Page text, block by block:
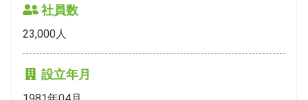
社員数
23,000人
設立年月